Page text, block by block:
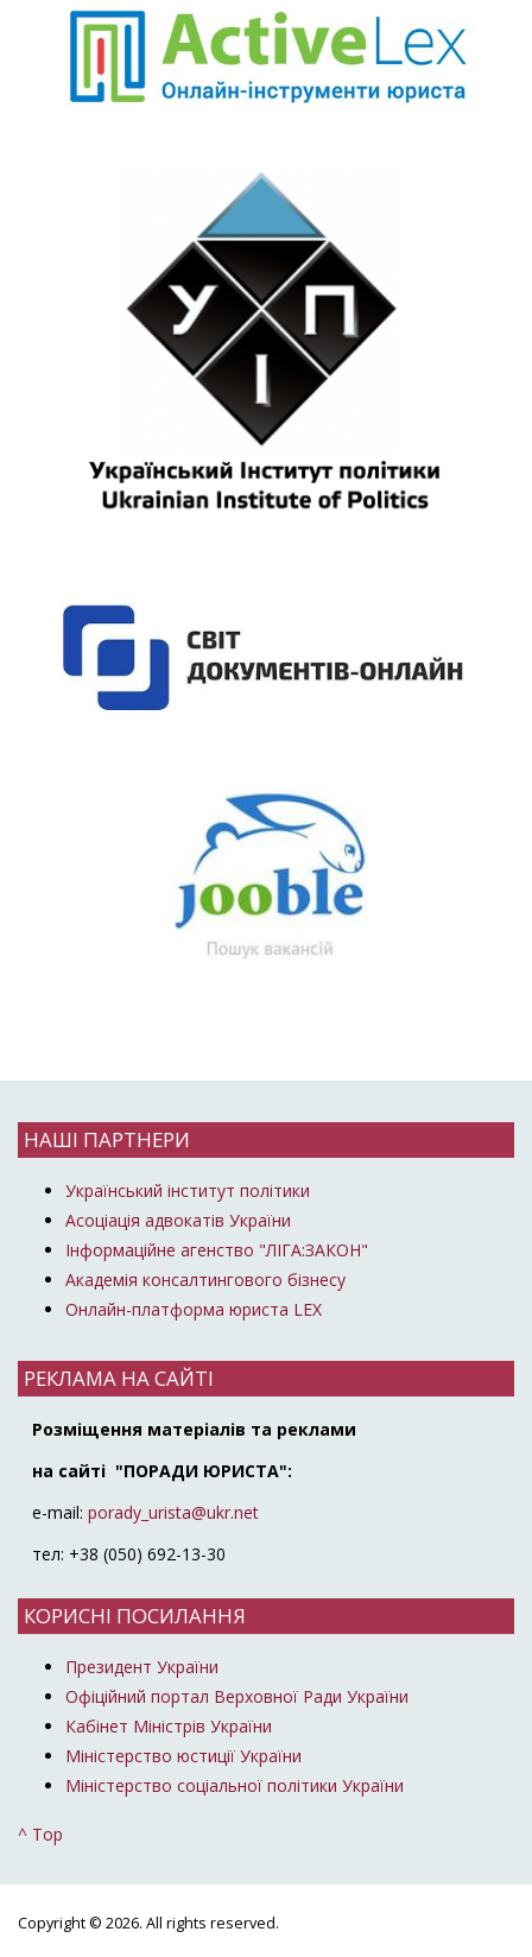
НАШІ ПАРТНЕРИ
Український інститут політики
Асоціація адвокатів України
Інформаційне агенство "ЛІГА:ЗАКОН"
Академія консалтингового бізнесу
Онлайн-платформа юриста LEX
РЕКЛАМА НА САЙТІ
Розміщення матеріалів та реклами
на сайті "ПОРАДИ ЮРИСТА":
e-mail: porady_urista@ukr.net
тел: +38 (050) 692-13-30
КОРИСНІ ПОСИЛАННЯ
Президент України
Офіційний портал Верховної Ради України
Кабінет Міністрів України
Міністерство юстиції України
Міністерство соціальної політики України
^ Top
Copyright © 2026. All rights reserved.